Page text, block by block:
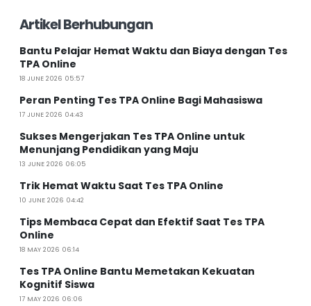
Artikel Berhubungan
Bantu Pelajar Hemat Waktu dan Biaya dengan Tes
TPA Online
18 JUNE 2026 05:57
Peran Penting Tes TPA Online Bagi Mahasiswa
17 JUNE 2026 04:43
Sukses Mengerjakan Tes TPA Online untuk
Menunjang Pendidikan yang Maju
13 JUNE 2026 06:05
Trik Hemat Waktu Saat Tes TPA Online
10 JUNE 2026 04:42
Tips Membaca Cepat dan Efektif Saat Tes TPA
Online
18 MAY 2026 06:14
Tes TPA Online Bantu Memetakan Kekuatan
Kognitif Siswa
17 MAY 2026 06:06